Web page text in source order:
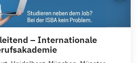
– Internationale